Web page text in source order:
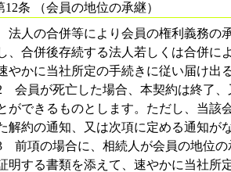
12条 （会員の地位の承継）
法人の合併等により会員の権利義務の
、合併後存続する法人若しくは合併に
やかに当社所定の手続きに従い届け出
会員が死亡した場合、本契約は終了、
ができるものとします。ただし、当該
解約の通知、又は次項に定める通知が
前項の場合に、相続人が会員の地位の
明する書類を添えて、速やかに当社所